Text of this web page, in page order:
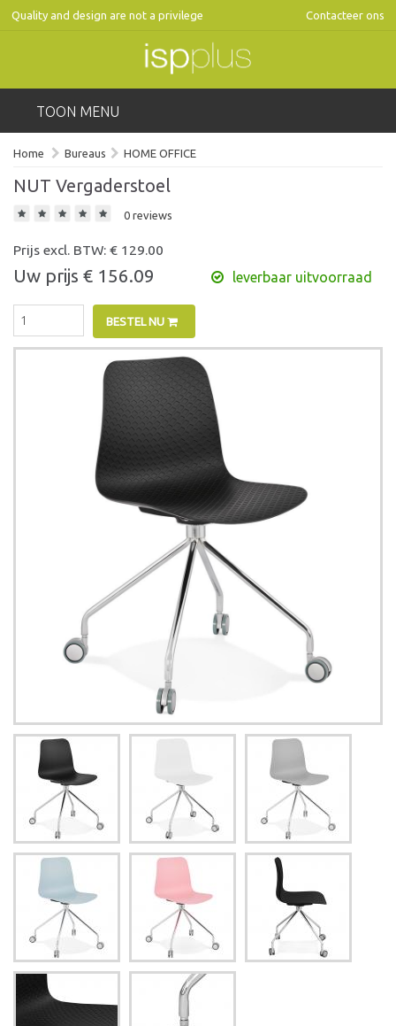
Quality and design are not a privilege Contacteer ons
TOON MENU
Home Bureaus HOME OFFICE
NUT Vergaderstoel
0 reviews
Prijs excl. BTW: € 129.00
Uw prijs € 156.09 leverbaar uitvoorraad
BESTEL NU